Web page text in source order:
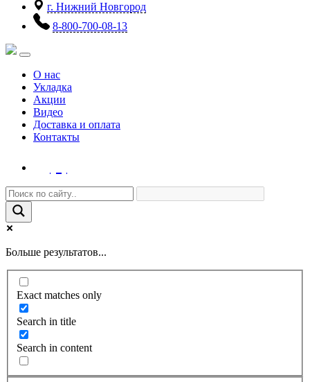
г. Нижний Новгород
8-800-700-08-13
О нас
Укладка
Акции
Видео
Доставка и оплата
Контакты
Больше результатов...
Exact matches only
Search in title
Search in content